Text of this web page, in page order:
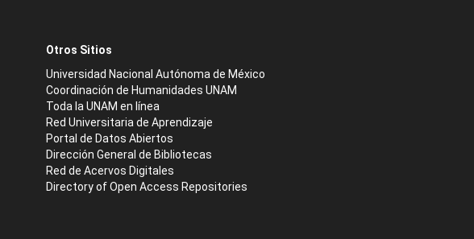
Otros Sitios
Universidad Nacional Autónoma de México
Coordinación de Humanidades UNAM
Toda la UNAM en línea
Red Universitaria de Aprendizaje
Portal de Datos Abiertos
Dirección General de Bibliotecas
Red de Acervos Digitales
Directory of Open Access Repositories